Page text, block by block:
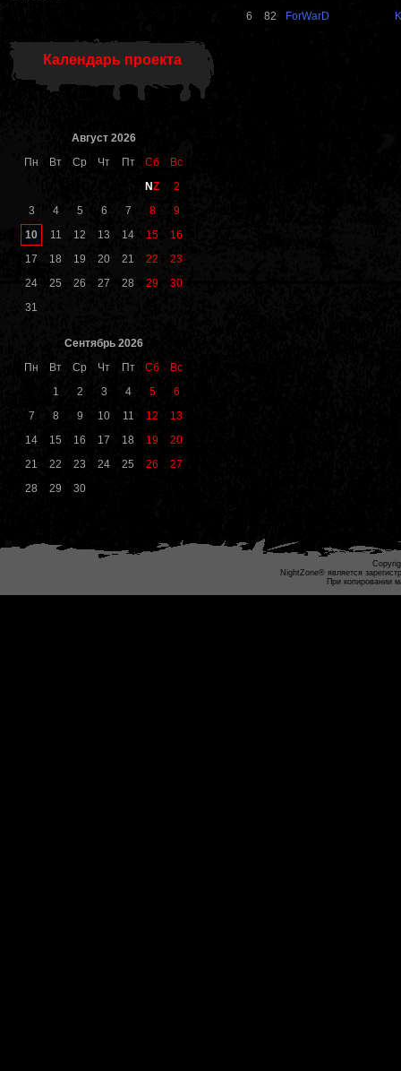
Календарь проекта
Август 2026
Пн
Вт Ср Чт Пт Сб
Вс
NZ
2
3
4 5 6 7 8
9
10
11 12 13 14 15
16
17
18 19 20 21 22
23
24
25 26 27 28 29
30
31
Сентябрь 2026
Пн
Вт Ср Чт Пт Сб
Вс
1
2 3 4 5
6
7
8 9 10 11 12
13
14
15 16 17 18 19
20
21
22 23 24 25 26
27
28
29 30
6 82 ForWarD
NightZone® является
При копировании